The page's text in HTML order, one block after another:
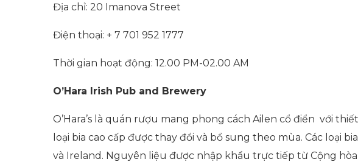
Địa chỉ: 20 Imanova Street
Điện thoại: + 7 701 952 1777
Thời gian hoạt động: 12.00 PM-02.00 AM
O’Hara Irish Pub and Brewery
O’Hara’s là quán rượu mang phong cách Ailen cổ điển với
loại bia cao cấp được thay đổi và bổ sung theo mùa. Các loại
và Ireland. Nguyên liệu được nhập khẩu trực tiếp từ Cộng hòa